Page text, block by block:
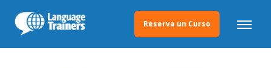
Reserva un Curso